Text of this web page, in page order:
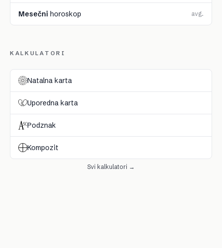
Mesečni horoskop avg.
KALKULATORI
Natalna karta
Uporedna karta
Podznak
Kompozit
Svi kalkulatori →